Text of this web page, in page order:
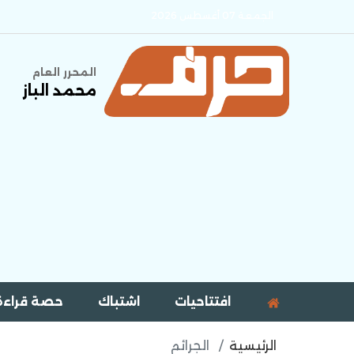
المحرر العام
محمد الباز
افتتاحيات اشتباك حصة
الرئيسية الجرائم